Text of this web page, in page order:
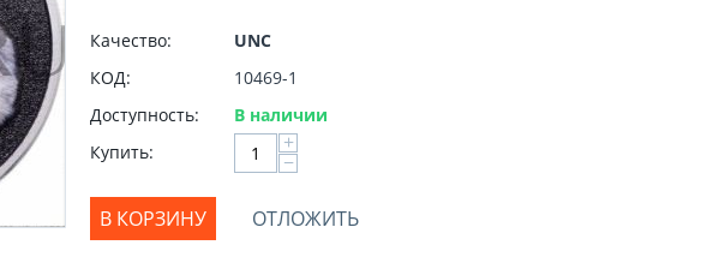
Качество:
UNC
КОД:
10469-1
Доступность:
В наличии
Купить:
+
−
В КОРЗИНУ ОТЛОЖИТЬ